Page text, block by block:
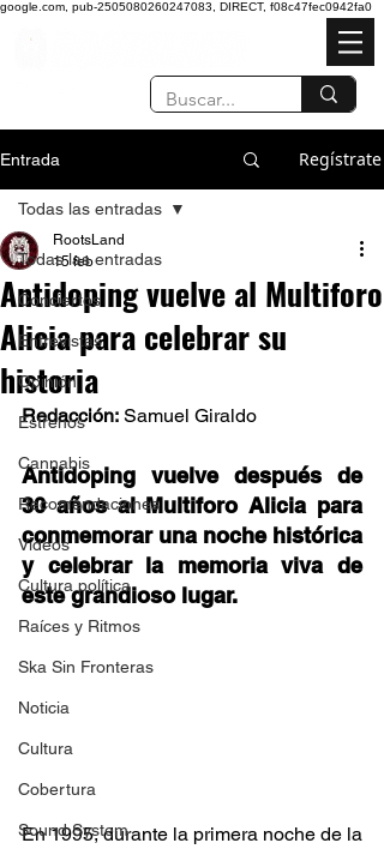
google.com, pub-2505080260247083, DIRECT, f08c47fec0942fa0
Entrada Regístrate
Todas las entradas
Conciertos
Entrevistas
Opinión
Estrenos
Cannabis
Recomendaciones
Videos
Cultura política
Raíces y Ritmos
Ska Sin Fronteras
Noticia
Cultura
Cobertura
Sound System
Todas las entradas
Antidoping vuelve al Multiforo
Alicia para celebrar su
historia
RootsLand
15 feb
Redacción: Samuel Giraldo
Antidoping vuelve después de
30 años al Multiforo Alicia para
conmemorar una noche histórica
y celebrar la memoria viva de
este grandioso lugar.
En 1995, durante la primera noche de la